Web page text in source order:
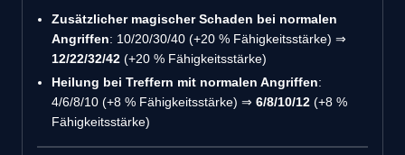
Zusätzlicher magischer Schaden bei normalen
Angriffen: 10/20/30/40 (+20 % Fähigkeitsstärke) ⇒
12/22/32/42 (+20 % Fähigkeitsstärke)
Heilung bei Treffern mit normalen Angriffen:
4/6/8/10 (+8 % Fähigkeitsstärke) ⇒ 6/8/10/12 (+8 %
Fähigkeitsstärke)